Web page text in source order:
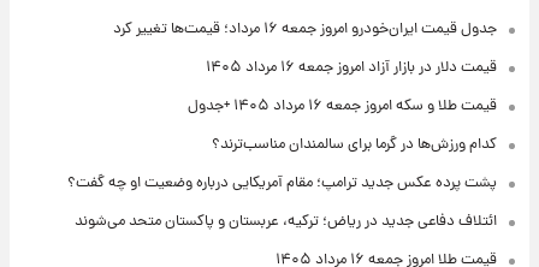
جدول قیمت ایران‌خودرو امروز جمعه ۱۶ مرداد؛ قیمت‌ها تغییر کرد
قیمت دلار در بازار آزاد امروز جمعه ۱۶ مرداد ۱۴۰۵
قیمت طلا و سکه امروز جمعه ۱۶ مرداد ۱۴۰۵ +جدول
کدام ورزش‌ها در گرما برای سالمندان مناسب‌ترند؟
پشت پرده عکس جدید ترامپ؛ مقام آمریکایی درباره وضعیت او چه گفت؟
ائتلاف دفاعی جدید در ریاض؛ ترکیه، عربستان و پاکستان متحد می‌شوند
قیمت طلا امروز جمعه ۱۶ مرداد ۱۴۰۵